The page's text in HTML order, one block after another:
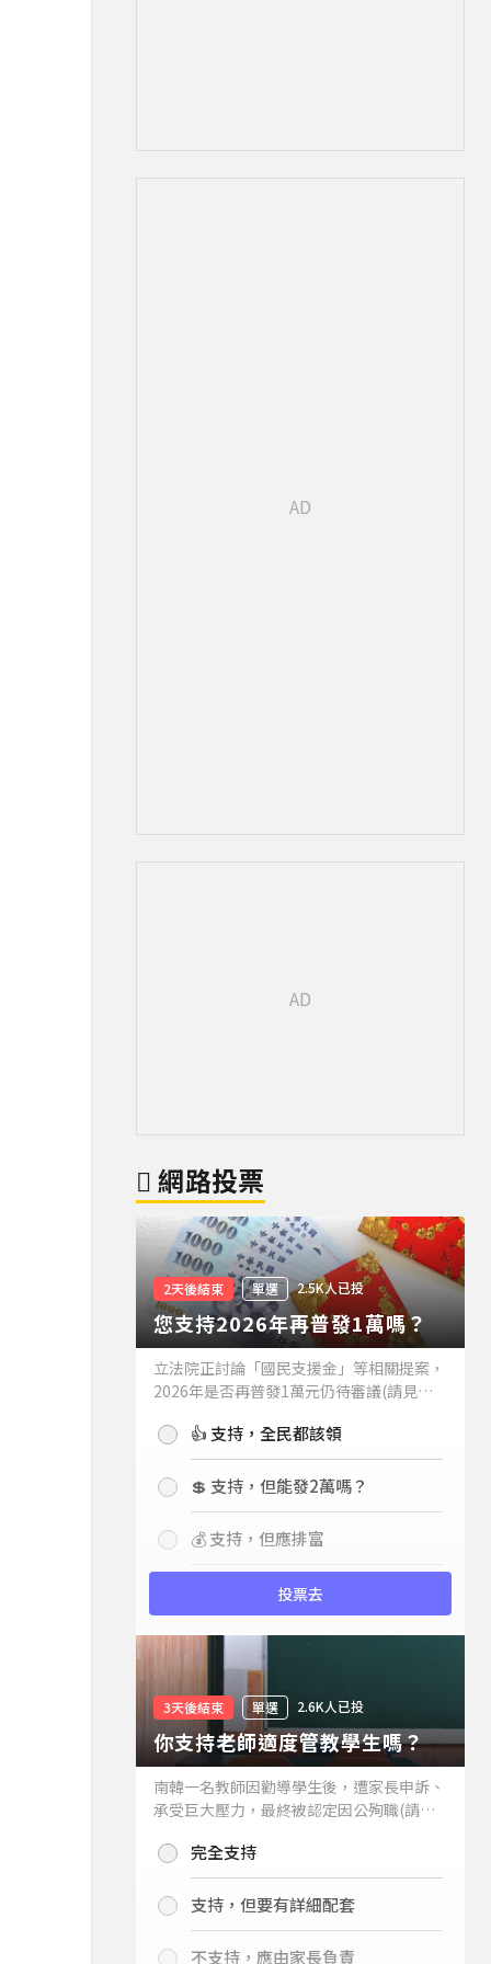
網路投票
2天後結束 單選 2.5K人已投
您支持2026年再普發1萬嗎？
立法院正討論「國民支援金」等相關提案，
2026年是否再普發1萬元仍待審議(請見下
持嗎？👍 支持，全民都該領
💲 支持，但能發2萬嗎？
💰 支持，但應排富
投票去
3天後結束 單選 2.6K人已投
你支持老師適度管教學生嗎？
南韓一名教師因勸導學生後，遭家長申訴、
承受巨大壓力，最終被認定因公殉職(請見
你支持老師適度管教學生嗎？
完全支持
支持，但要有詳細配套
不支持，應由家長負責